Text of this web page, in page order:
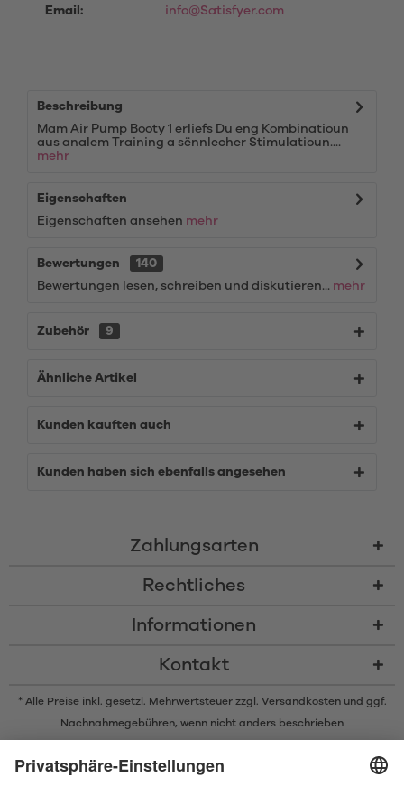
Email:
info@Satisfyer.com
Beschreibung
Mam Air Pump Booty 1 erliefs Du eng Kombinatioun
aus analem Training a sënnlecher Stimulatioun....
mehr
Eigenschaften
Eigenschaften ansehen mehr
Bewertungen
140
Bewertungen lesen, schreiben und diskutieren... mehr
Zubehör 9
Ähnliche Artikel
Kunden kauften auch
Kunden haben sich ebenfalls angesehen
Zahlungsarten
Rechtliches
Informationen
Kontakt
* Alle Preise inkl. gesetzl. Mehrwertsteuer zzgl. Versandkostenund ggf.
Nachnahmegebühren, wenn nicht anders beschrieben
und Eigentum der Bluetooth SIG, Inc. Die Nutzung dieser Marken durch